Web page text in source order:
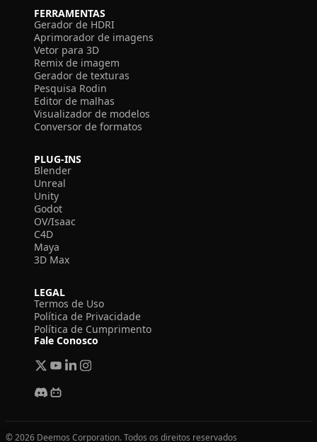
FERRAMENTAS
Gerador de HDRI
Aprimorador de imagens
Vetor para 3D
Remix de imagem
Gerador de texturas
Pesquisa Rodin
Editor de malhas
Visualizador de modelos
Conversor de formatos
PLUG-INS
Blender
Unreal
Unity
Godot
OV/Isaac
C4D
Maya
3D Max
LEGAL
Termos de Uso
Política de Privacidade
Política de Cumprimento
Fale Conosco
© 2026 Deemos Corporation. Todos os direitos reservados